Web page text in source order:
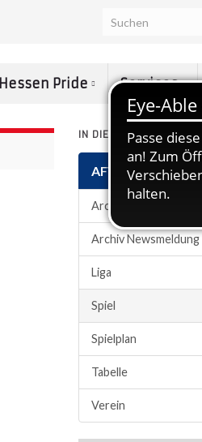
Hessen Pride Services
IN DIESEM ABSCHNITT
AFVD-Plugin
Archiv News
Archiv Newsmeldung
Liga
Spiel
Spielplan
Tabelle
Verein